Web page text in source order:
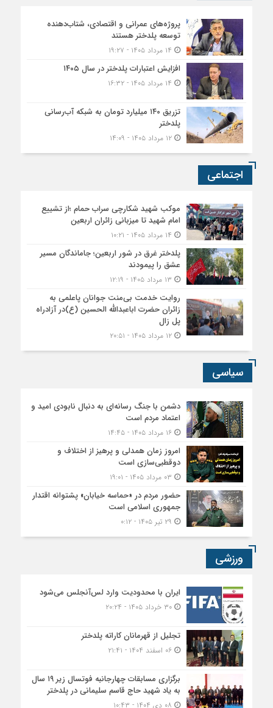
پروژه‌های عمرانی و اقتصادی، شتاب‌دهنده
توسعه پلدختر هستند
افزایش اعتبارات پلدختر در سال ۱۴۰۵
تزریق ۱۴۰ میلیارد تومان به شبکه آب‌رسانی
پلدختر
۱۲ مرداد ۱۴۰۵ - ۱۴:۰۹
اجتماعی
موکب شهید شکارچی سراب حمام ؛از تشییع
امام شهید تا میزبانی زائران اربعین
پلدختر غرق در شور اربعین؛ جاماندگان مسیر
عشق را پیمودند
روایت خدمت بی‌منت جوانان پاعلمی به
زائران حضرت اباعبدالله الحسین (ع)در آزادراه
پل زال
۱۲ مرداد ۱۴۰۵ - ۲۰:۵۱
سیاسی
دشمن با جنگ رسانه‌ای به دنبال نابودی امید و
اعتماد مردم است
۱۶ مرداد ۱۴۰۵ - ۱۴:۴۵
امروز زمان همدلی و پرهیز از اختلاف و
دوقطبی‌سازی است
حضور مردم در «حماسه خیابان» پشتوانه اقتدار
جمهوری اسلامی است
ورزشی
ایران با محدودیت وارد لس‌آنجلس می‌شود
۳۰ خرداد ۱۴۰۵ - ۲۰:۲۴
تجلیل از قهرمانان کاراته پلدختر
۰۶ اسفند ۱۴۰۴ - ۲۱:۴۱
برگزاری مسابقات چهارجانبه فوتسال زیر ۱۹ سال
به یاد شهید حاج قاسم سلیمانی در پلدختر